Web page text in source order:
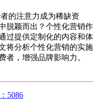
的注意力成为稀缺资
脱颖而出？个性化营销作
过提供定制化的内容和体
将分析个性化营销的实施
者，增强品牌影响力。
5086